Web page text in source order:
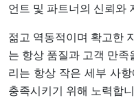
언트 및 파트너의 신뢰와
젊고 역동적이며 확고한
는 항상 품질과 고객 만
리는 항상 작은 세부 사
충족시키기 위해 노력합